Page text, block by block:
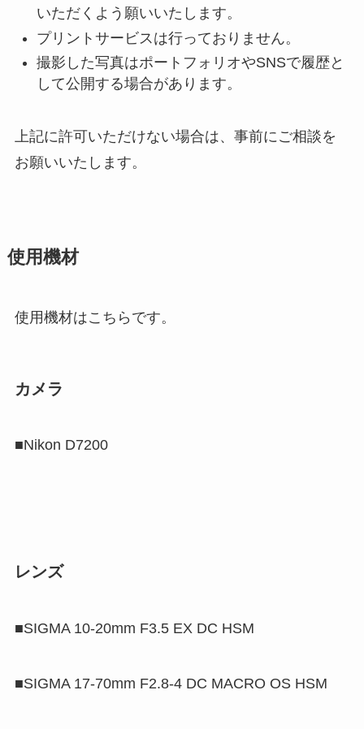
いただくよう願いいたします。
プリントサービスは行っておりません。
撮影した写真はポートフォリオやSNSで履歴と
して公開する場合があります。
上記に許可いただけない場合は、事前にご相談を
お願いいたします。
使用機材
使用機材はこちらです。
カメラ
■Nikon D7200
レンズ
■SIGMA 10-20mm F3.5 EX DC HSM
■SIGMA 17-70mm F2.8-4 DC MACRO OS HSM